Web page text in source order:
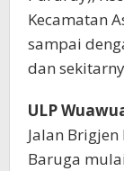
Kecamatan
sampai
dan
ULP
Jalan Brigjen
Baruga